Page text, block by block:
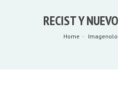
RECIST Y
Home